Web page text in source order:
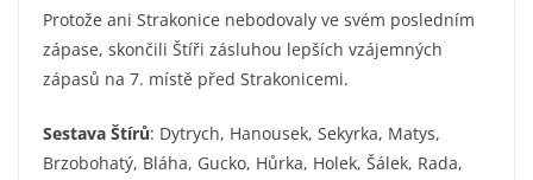
Protože ani Strakonice nebodovaly ve svém posledním
zápase, skončili Štíři zásluhou lepších vzájemných
zápasů na 7. místě před Strakonicemi.
Sestava Štírů: Dytrych, Hanousek, Sekyrka, Matys,
Brzobohatý, Bláha, Gucko, Hůrka, Holek, Šálek, Rada,